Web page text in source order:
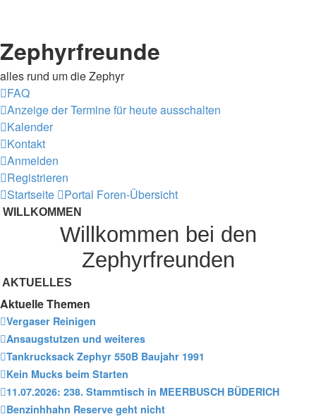
Zephyrfreunde
alles rund um die Zephyr
FAQ
Anzeige der Termine für heute ausschalten
Kalender
Kontakt
Anmelden
Registrieren
Startseite
Portal Foren-Übersicht
WILLKOMMEN
Willkommen bei den
Zephyrfreunden
AKTUELLES
Aktuelle Themen
Vergaser Reinigen
Ansaugstutzen und weiteres
Tankrucksack Zephyr 550B Baujahr 1991
Kein Mucks beim Starten
11.07.2026: 238. Stammtisch in MEERBUSCH BÜDERICH
Benzinhhahn Reserve geht nicht